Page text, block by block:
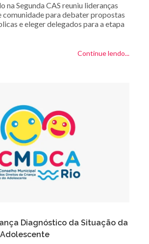
na Segunda CAS reuniu lideranças
comunidade para debater propostas
e eleger delegados para a etapa
Continue lendo...
Diagnóstico da Situação da